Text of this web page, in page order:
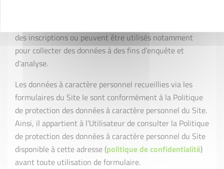
des inscriptions ou peuvent être utilisés notamment
pour collecter des données à des fins d’enquête et
d’analyse.
Les données à caractère personnel recueillies via les
formulaires du Site le sont conformément à la Politique
de protection des données à caractère personnel du Site.
Ainsi, il appartient à l’Utilisateur de consulter la Politique
de protection des données à caractère personnel du Site
disponible à cette adresse (politique de confidentialité)
avant toute utilisation de formulaire.